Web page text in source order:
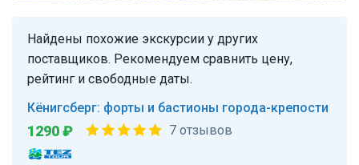
Найдены похожие экскурсии у других
поставщиков. Рекомендуем сравнить цену,
рейтинг и свободные даты.
Кёнигсберг: форты и бастионы города-крепости
1290 ₽ 7 отзывов